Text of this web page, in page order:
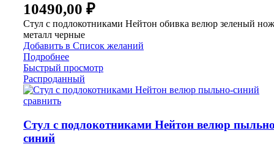
10490,00 ₽
Стул с подлокотниками Нейтон обивка велюр зеленый
металл черные
Добавить в Список желаний
Подробнее
Быстрый просмотр
Распроданный
сравнить
Стул с подлокотниками Нейтон велюр
синий